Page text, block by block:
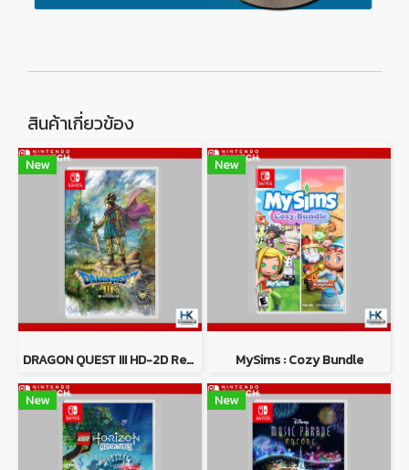
สินค้าเกี่ยวข้อง
New
DRAGON QUEST III HD-2D Remake
New
MySims : Cozy Bundle
New New